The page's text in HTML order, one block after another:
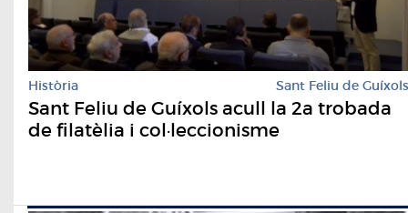
Història Sant Feliu de Guíxols
Sant Feliu de Guíxols acull la 2a trobada
de filatèlia i col·leccionisme